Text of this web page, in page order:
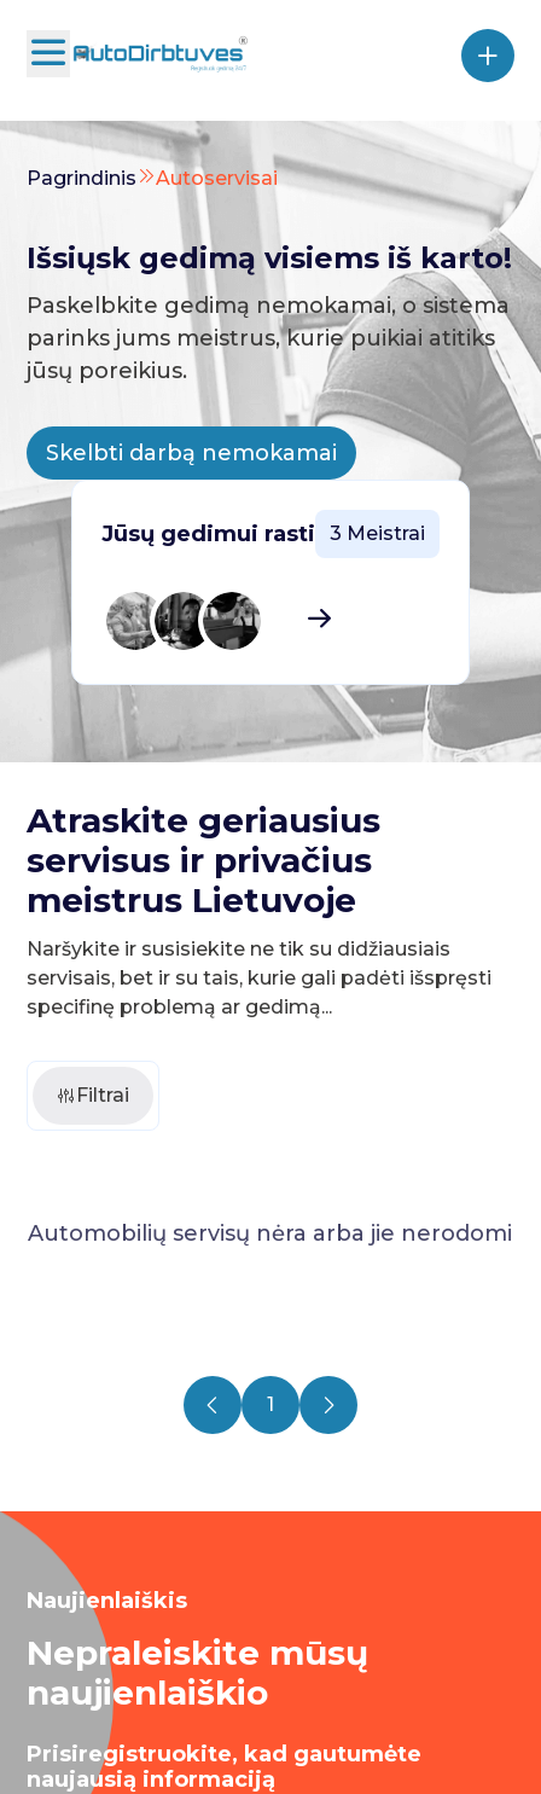
Pagrindinis Autoservisai
Išsiųsk gedimą visiems iš karto!
Paskelbkite gedimą nemokamai, o sistema
parinks jums meistrus, kurie puikiai atitiks
jūsų poreikius.
Skelbti darbą nemokamai
Jūsų gedimui rasti 3 Meistrai
Atraskite geriausius
servisus ir privačius
meistrus Lietuvoje
Naršykite ir susisiekite ne tik su didžiausiais
servisais, bet ir su tais, kurie gali padėti išspręsti
specifinę problemą ar gedimą...
Filtrai
Automobilių servisų nėra arba jie nerodomi
1
Naujienlaiškis
Nepraleiskite mūsų
naujienlaiškio
Prisiregistruokite, kad gautumėte
naujausią informaciją